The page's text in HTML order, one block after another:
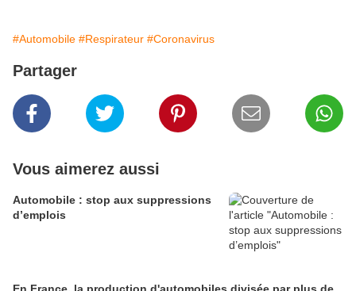
#Automobile #Respirateur #Coronavirus
Partager
Vous aimerez aussi
Automobile : stop aux suppressions
d’emplois